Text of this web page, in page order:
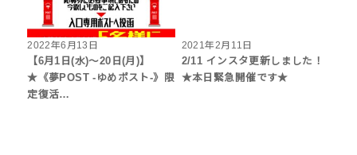
2022年6月13日
【6月1日(水)～20日(月)】
★《夢POST -ゆめポスト-》限
定復活…
2021年2月11日
2/11 インスタ更新しました！
★本日緊急開催です★